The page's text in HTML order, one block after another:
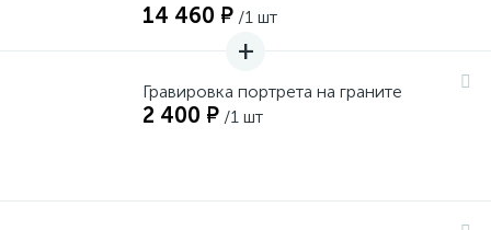
14 460 ₽ /1 шт
Гравировка портрета на граните
2 400 ₽ /1 шт